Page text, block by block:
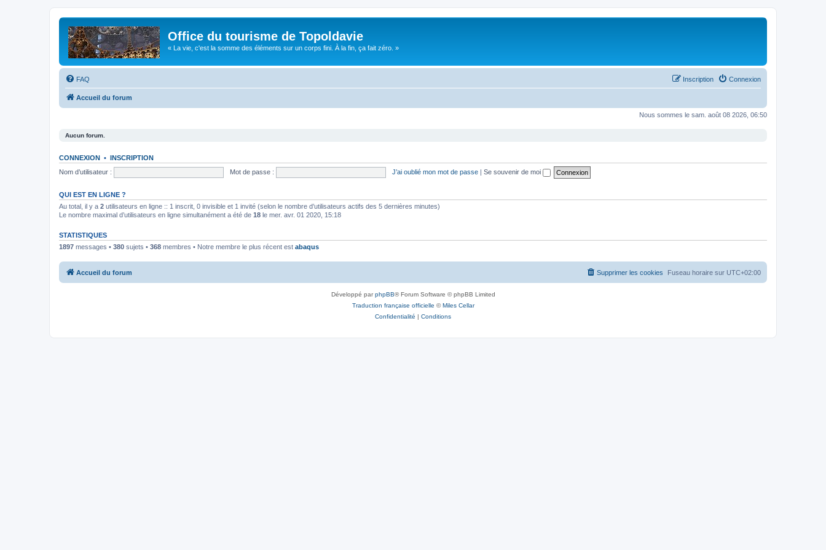
Office du tourisme de Topoldavie
« La vie, c'est la somme des éléments sur un corps fini. À la fin, ça fait zéro. »
FAQ Connexion
Inscription
Accueil du forum
Nous sommes le sam. août 08 2026, 06:50
Aucun forum.
CONNEXION • INSCRIPTION
Nom d’utilisateur :
Mot de passe : J’ai oublié mon mot de passe | Se souvenir de moi
QUI EST EN LIGNE ?
Au total, il y a 2 utilisateurs en ligne :: 1 inscrit, 0 invisible et 1 invité (selon le nombre d’utilisateurs actifs des 5 dernières minutes)
Le nombre maximal d’utilisateurs en ligne simultanément a été de 18 le mer. avr. 01 2020, 15:18
STATISTIQUES
1897 messages • 380 sujets • 368 membres • Notre membre le plus récent est abaqus
Accueil du forum Fuseau horaire sur UTC+02:00
Supprimer les cookies
Développé parphpBB® Forum Software © phpBB Limited
Traduction française officielle ©Miles Cellar
Confidentialité | Conditions